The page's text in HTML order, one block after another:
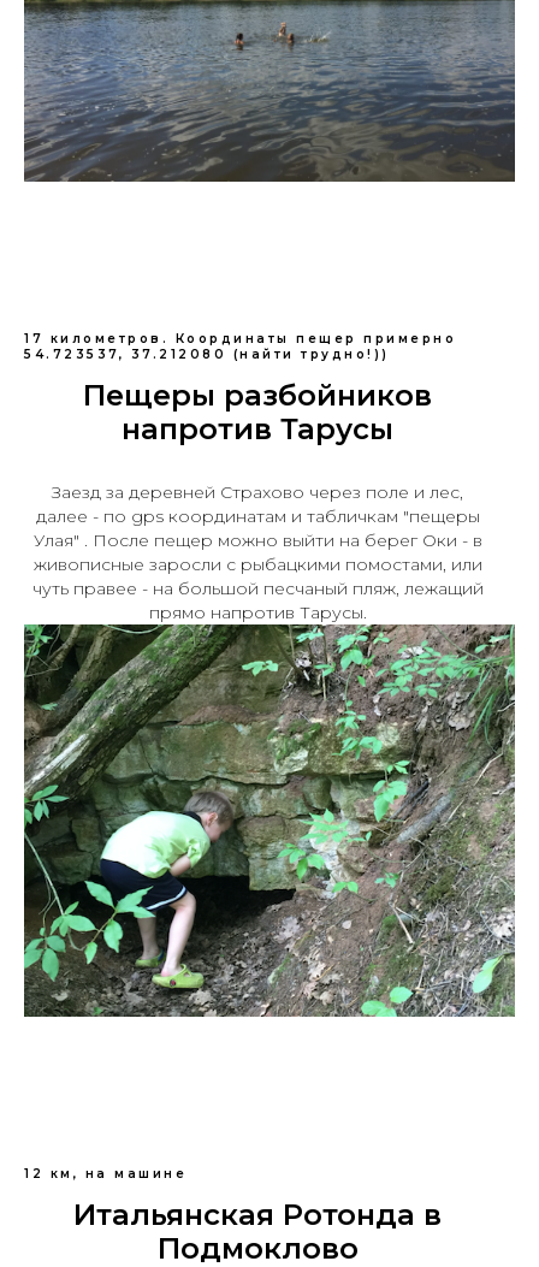
17 километров. Координаты пещер примерно
54.723537, 37.212080 (найти трудно!))
Пещеры разбойников
напротив Тарусы
Заезд за деревней Страхово через поле и лес,
далее - по gps координатам и табличкам "пещеры
Улая" . После пещер можно выйти на берег Оки - в
живописные заросли с рыбацкими помостами, или
чуть правее - на большой песчаный пляж, лежащий
прямо напротив Тарусы.
12 км, на машине
Итальянская Ротонда в
Подмоклово